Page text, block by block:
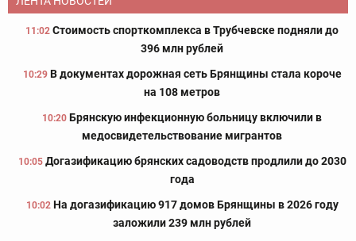
11:02 Стоимость спорткомплекса в Трубчевске подняли до
396 млн рублей
10:29 В документах дорожная сеть Брянщины стала короче
на 108 метров
10:20 Брянскую инфекционную больницу включили в
медосвидетельствование мигрантов
10:05 Догазификацию брянских садоводств продлили до 2030
года
10:02 На догазификацию 917 домов Брянщины в 2026 году
заложили 239 млн рублей